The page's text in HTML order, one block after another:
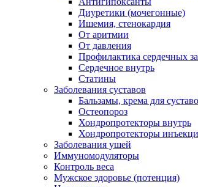
Диуретики (мочегонные)
Ишемия, стенокардия
От аритмии
От давления
Профилактика сердечных
Сердечное внутрь
Статины
Заболевания суставов
Бальзамы, крема для
Остеопороз
Хондропротекторы внутрь
Хондропротекторы
Заболевания ушей
Иммуномодуляторы
Контроль веса
Мужское здоровье (потенция)